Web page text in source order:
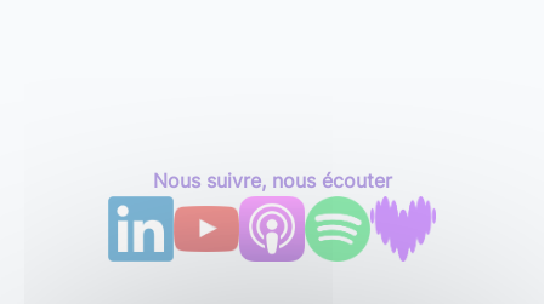
Nous suivre, nous écouter